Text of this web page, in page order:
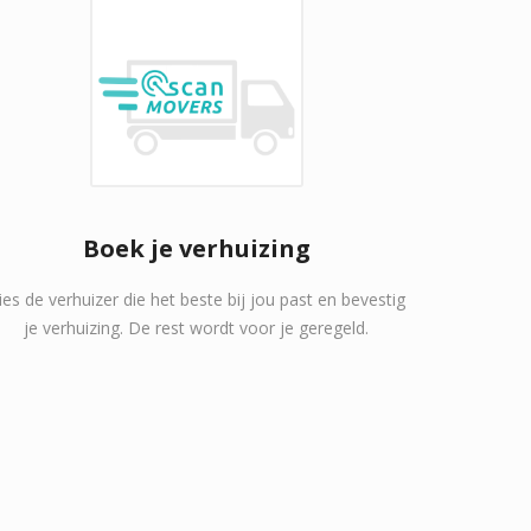
Boek je verhuizing
de verhuizer die het beste bij jou past en bevestig
je verhuizing. De rest wordt voor je geregeld.